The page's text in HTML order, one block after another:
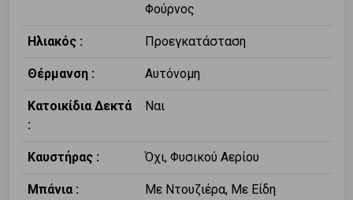
Φούρνος
Ηλιακός : Προεγκατάσταση
Θέρμανση : Αυτόνομη
Κατοικίδια Δεκτά
:
Ναι
Καυστήρας : Όχι, Φυσικού Αερίου
Μπάνια :
Με Ντουζιέρα, Με Είδη